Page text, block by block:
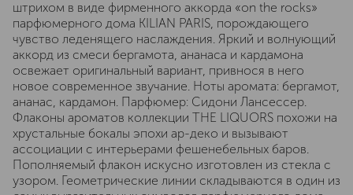
штрихом в виде фирменного аккорда «on the rocks»
парфюмерного дома KILIAN PARIS, порождающего
чувство леденящего наслаждения. Яркий и волнующий
аккорд из смеси бергамота, ананаса и кардамона
освежает оригинальный вариант, привнося в него
новое современное звучание. Ноты аромата: бергамот,
ананас, кардамон. Парфюмер: Сидони Лансессер.
Флаконы ароматов коллекции THE LIQUORS похожи на
хрустальные бокалы эпохи ар-деко и вызывают
ассоциации с интерьерами фешенебельных баров.
Пополняемый флакон искусно изготовлен из стекла с
узором. Геометрические линии складываются в один из